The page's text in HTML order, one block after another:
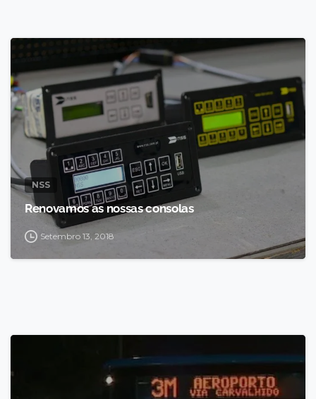
NSS
Renovamos as nossas consolas
Setembro 13, 2018